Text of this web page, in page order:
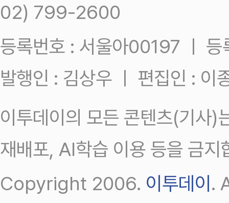
02) 799-2600
등록번호 : 서울아00197 ㅣ
발행인 : 김상우 ㅣ 편집인 : 이
이투데이의 모든 콘텐츠(기사)
재배포, AI학습 이용 등을 금지
Copyright 2006. 이투데이.